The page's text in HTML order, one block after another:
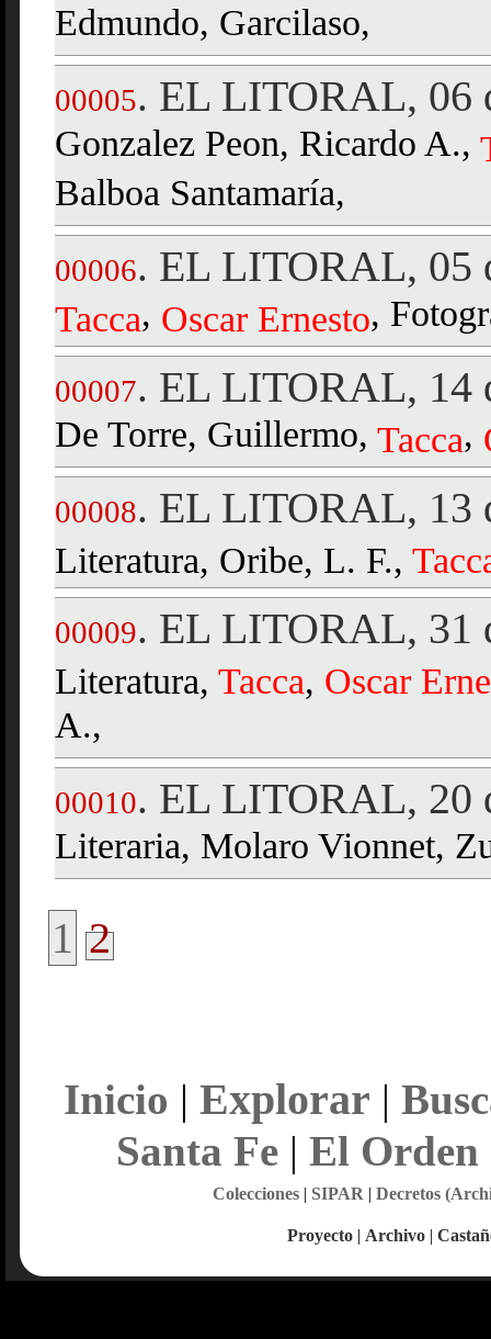
Edmundo, Garcilaso,
00005. EL LITORAL, 06
Gonzalez Peon, Ricardo A.,
Balboa Santamaría,
00006. EL LITORAL, 05
Tacca, Oscar Ernesto,
00007. EL LITORAL, 14
De Torre, Guillermo, Tacca,
00008. EL LITORAL, 13
Literatura, Oribe, L. F.,
00009. EL LITORAL, 31
Literatura, Tacca, Oscar
A.,
00010. EL LITORAL, 20
Literaria, Molaro Vionnet,
1 2
Inicio | Explorar |
Santa Fe| El Orden
Colecciones| SIPAR | Decretos
Proyecto | Archivo |